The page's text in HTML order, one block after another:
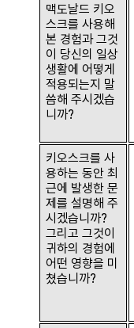
맥도날드 키오
스크를 사용해
본 경험과 그것
이 당신의 일상
생활에 어떻게
적용되는지 말
씀해 주시겠습
니까?
키오스크를 사
용하는 동안 최
근에 발생한 문
제를 설명해 주
시겠습니까?
그리고 그것이
귀하의 경험에
어떤 영향을 미
쳤습니까?